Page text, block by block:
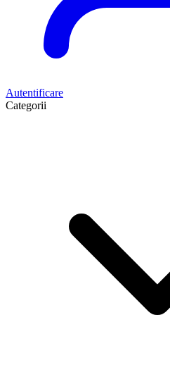
Autentificare
Categorii